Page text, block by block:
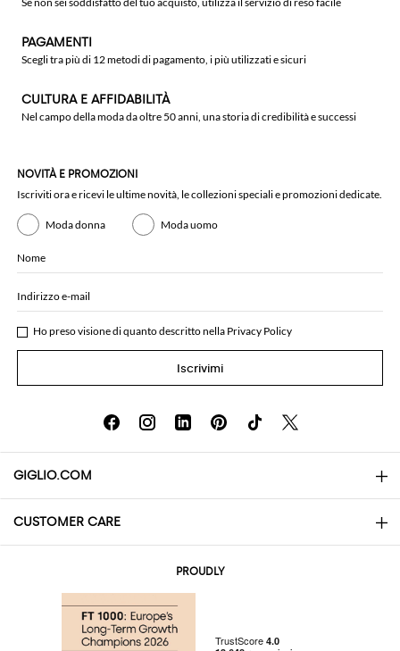
PAGAMENTI
Scegli tra più di 12 metodi di pagamento, i più utilizzati e sicuri
CULTURA E AFFIDABILITÀ
Nel campo della moda da oltre 50 anni, una storia di credibilità e successi
NOVITÀ E PROMOZIONI
Iscriviti ora e ricevi le ultime novità, le collezioni speciali e promozioni dedicate.
Moda donna Moda uomo
Nome
Indirizzo e-mail
Ho preso visione di quanto descritto nella Privacy Policy
Iscrivimi
GIGLIO.COM
About
CUSTOMER CARE
PROUDLY